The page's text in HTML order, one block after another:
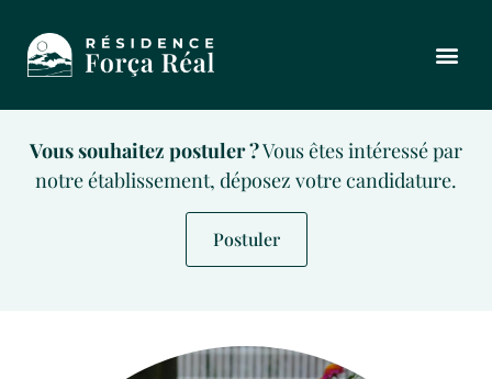
Vous souhaitez postuler ?Vous êtes intéressé par
notre établissement, déposez votre candidature.
Postuler